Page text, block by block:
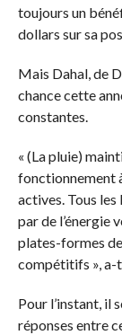
toujours un
dollars sur sa
Mais Dahal, de
chance cette
constantes.
« (La pluie)
fonctionnement
actives. Tous
par de l’énergie
plates-formes
compétitifs », a-
Pour l’instant, il
réponses entre